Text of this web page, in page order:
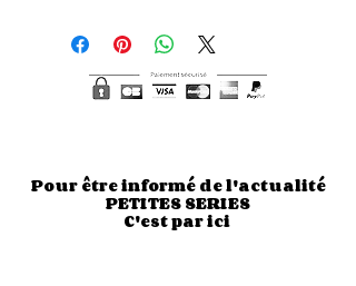
Pour être informé de l'actualité
PETITES SERIES
C'est par ici